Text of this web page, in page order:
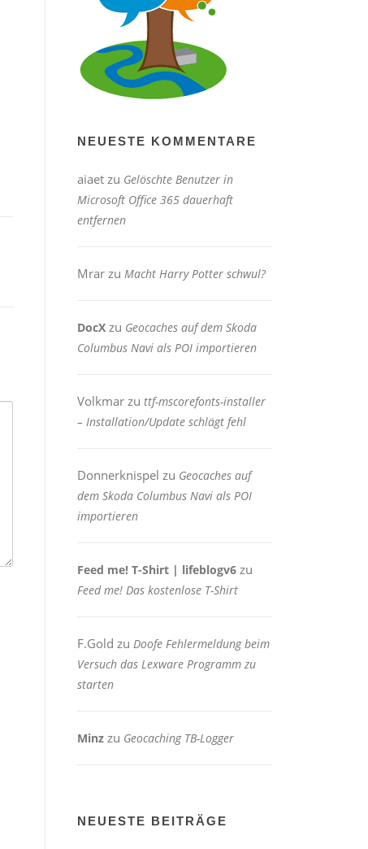
NEUESTE KOMMENTARE
aiaet zu Gelöschte Benutzer in
Microsoft Office 365 dauerhaft
entfernen
Mrar zu Macht Harry Potter schwul?
DocX zu Geocaches auf dem Skoda
Columbus Navi als POI importieren
Volkmar zu ttf-mscorefonts-installer
– Installation/Update schlägt fehl
Donnerknispel zu Geocaches auf
dem Skoda Columbus Navi als POI
importieren
Feed me! T-Shirt | lifeblogv6 zu
Feed me! Das kostenlose T-Shirt
F.Gold zu Doofe Fehlermeldung beim
Versuch das Lexware Programm zu
starten
Minz zu Geocaching TB-Logger
NEUESTE BEITRÄGE